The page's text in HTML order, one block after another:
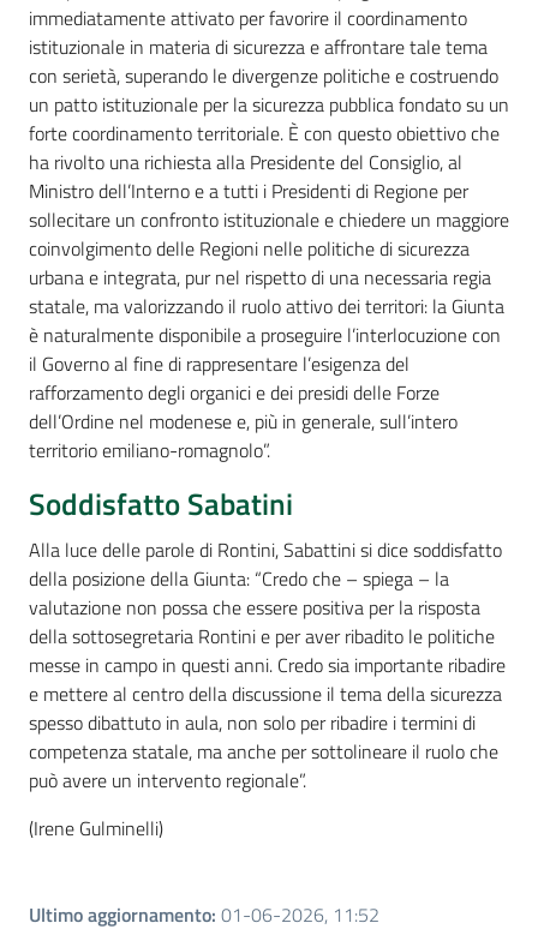
immediatamente attivato per favorire il coordinamento
istituzionale in materia di sicurezza e affrontare tale tema
con serietà, superando le divergenze politiche e costruendo
un patto istituzionale per la sicurezza pubblica fondato su un
forte coordinamento territoriale. È con questo obiettivo che
ha rivolto una richiesta alla Presidente del Consiglio, al
Ministro dell’Interno e a tutti i Presidenti di Regione per
sollecitare un confronto istituzionale e chiedere un maggiore
coinvolgimento delle Regioni nelle politiche di sicurezza
urbana e integrata, pur nel rispetto di una necessaria regia
statale, ma valorizzando il ruolo attivo dei territori: la Giunta
è naturalmente disponibile a proseguire l’interlocuzione con
il Governo al fine di rappresentare l’esigenza del
rafforzamento degli organici e dei presidi delle Forze
dell’Ordine nel modenese e, più in generale, sull’intero
territorio emiliano-romagnolo”.
Soddisfatto Sabatini
Alla luce delle parole di Rontini, Sabattini si dice soddisfatto
della posizione della Giunta: “Credo che – spiega – la
valutazione non possa che essere positiva per la risposta
della sottosegretaria Rontini e per aver ribadito le politiche
messe in campo in questi anni. Credo sia importante ribadire
e mettere al centro della discussione il tema della sicurezza
spesso dibattuto in aula, non solo per ribadire i termini di
competenza statale, ma anche per sottolineare il ruolo che
può avere un intervento regionale”.
(Irene Gulminelli)
Ultimo aggiornamento: 01-06-2026, 11:52